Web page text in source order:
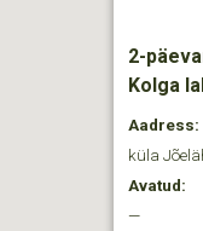
2-
Kolga
Aadress:
küla
Avatud:
—